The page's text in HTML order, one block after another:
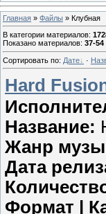
Главная » Файлы » Клубная
В категории материалов:
Показано материалов: 37-54
Сортировать по: Дате ·
Hard
Название:
Жанр
Дата
Формат |